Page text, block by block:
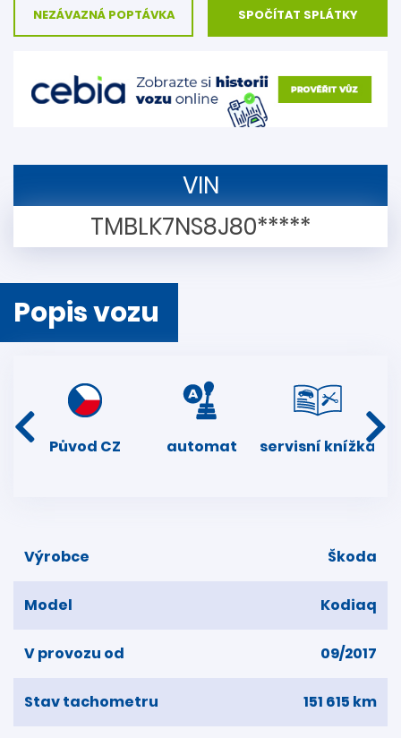
NEZÁVAZNÁ POPTÁVKA SPOČÍTAT SPLÁTKY
VIN
TMBLK7NS8J80*****
Popis vozu
Původ CZ automat servisní knížka
Výrobce Škoda
Model Kodiaq
V provozu od 09/2017
Stav tachometru 151 615 km